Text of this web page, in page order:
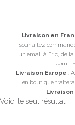
Livraison en
souhaitez
un email à Eric, de
Livraison Europe :
en boutique
Voici le seul résultat